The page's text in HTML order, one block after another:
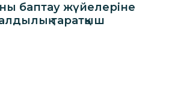
баптау жүйелеріне
таратқыш